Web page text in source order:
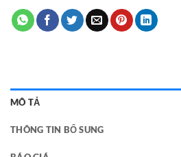
MÔ TẢ
THÔNG TIN BỔ SUNG